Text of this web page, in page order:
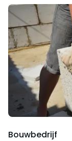
Bouwbedrijf